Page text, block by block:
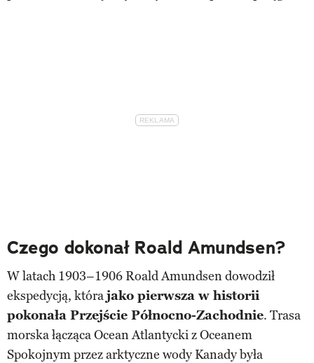
Czego dokonał Roald Amundsen?
W latach 1903–1906 Roald Amundsen dowodził
ekspedycją, którajako pierwsza w historii
pokonała Przejście Północno-Zachodnie. Trasa
morska łącząca Ocean Atlantycki z Oceanem
Spokojnym przez arktyczne wody Kanady była